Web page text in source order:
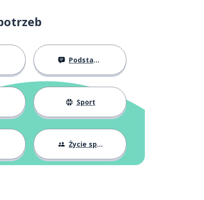
Podstawy
Sport
Życie społeczne